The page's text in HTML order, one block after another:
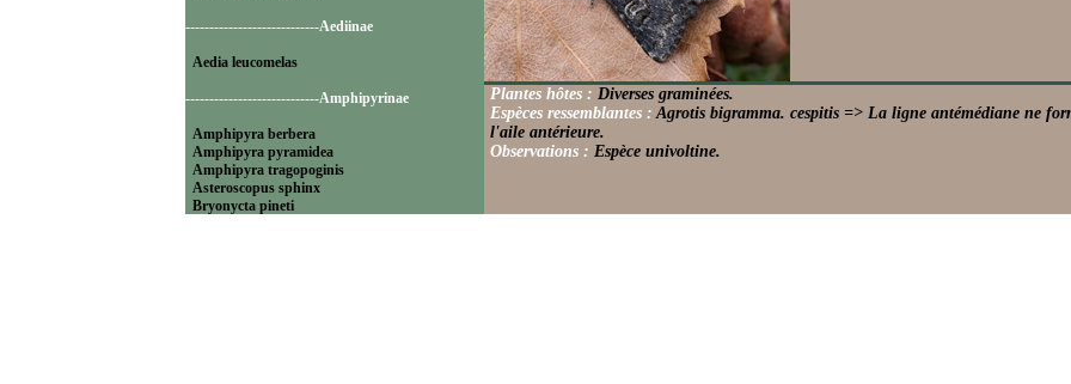
----------------------------Aediinae
Aedia leucomelas
----------------------------Amphipyrinae
Amphipyra berbera
Amphipyra pyramidea
Amphipyra tragopoginis
Asteroscopus sphinx
Bryonycta pineti
Plantes hôtes : Diverses graminées.
Espèces ressemblantes :Agrotis bigramma. cespitis => La ligne antémédiane ne
l'aile antérieure.
Observations : Espèce univoltine.